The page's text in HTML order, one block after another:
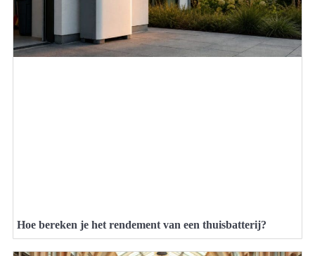
Hoe bereken je het rendement van een thuisbatterij?